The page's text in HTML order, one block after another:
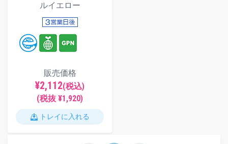
ルイエロー
販売価格
¥2,112(税込)
(税抜 ¥1,920)
トレイに入れる